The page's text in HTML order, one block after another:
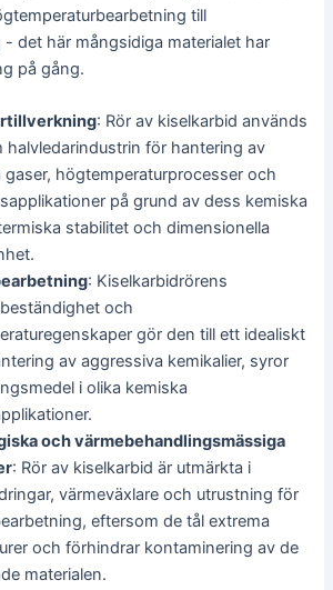
till
- det här mångsidiga materialet har
på gång.
: Rör av kiselkarbid används
halvledarindustrin för hantering av
gaser, högtemperaturprocesser och
på grund av dess kemiska
stabilitet och dimensionella
: Kiselkarbidrörens
och
gör den till ett idealiskt
av aggressiva kemikalier, syror
i olika kemiska
och värmebehandlingsmässiga
: Rör av kiselkarbid är utmärkta i
värmeväxlare och utrustning för
eftersom de tål extrema
och förhindrar kontaminering av de
materialen.